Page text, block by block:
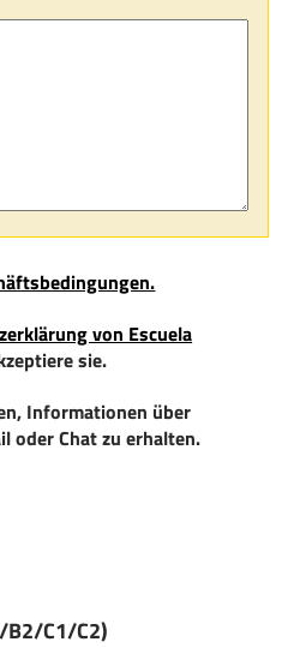
von Escuela
sie.
Informationen über
oder Chat zu erhalten.
C1/C2)